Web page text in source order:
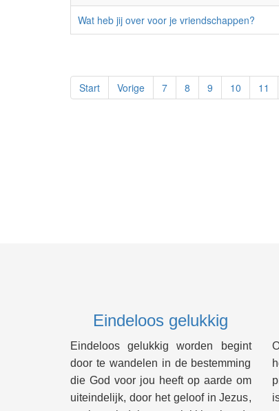
Wat heb jij over voor je vriendschappen?
Start
Vorige 7 8 9 10 11
Eindeloos gelukkig
Eindeloos gelukkig worden begint
door te wandelen in de bestemming
die God voor jou heeft op aarde om
uiteindelijk, door het geloof in Jezus,